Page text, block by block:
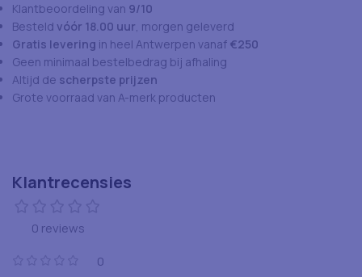
Klantbeoordeling van 9/10
Besteld vóór 18.00 uur, morgen geleverd
Gratis levering in heel Antwerpen vanaf €250
Geen minimaal bestelbedrag bij afhaling
Altijd de scherpste prijzen
Grote voorraad van A-merk producten
Klantrecensies
0 reviews
0